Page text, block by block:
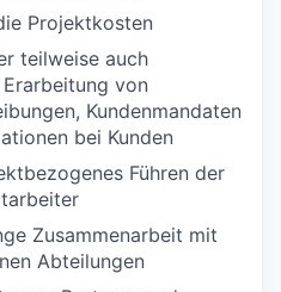
Projektkosten
teilweise auch
von
Kundenmandaten
bei Kunden
Führen der
Zusammenarbeit mit
Abteilungen